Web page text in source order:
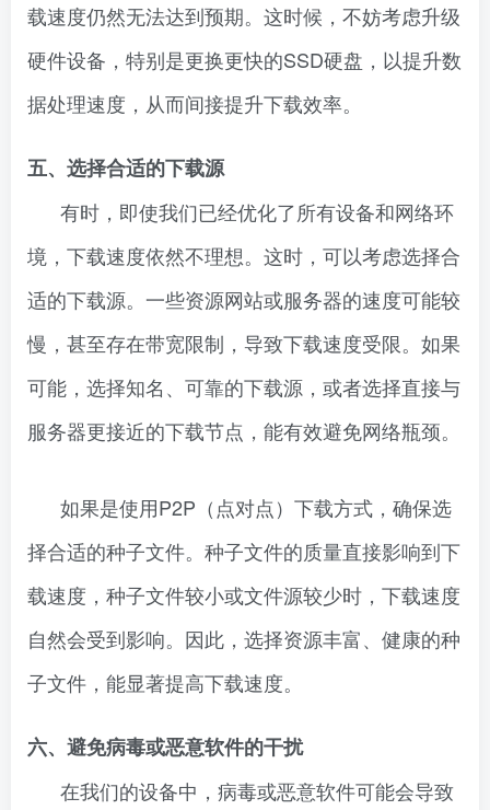
载速度仍然无法达到预期。这时候，不妨考虑升级
硬件设备，特别是更换更快的SSD硬盘，以提升数
据处理速度，从而间接提升下载效率。
五、选择合适的下载源
有时，即使我们已经优化了所有设备和网络环
境，下载速度依然不理想。这时，可以考虑选择合
适的下载源。一些资源网站或服务器的速度可能较
慢，甚至存在带宽限制，导致下载速度受限。如果
可能，选择知名、可靠的下载源，或者选择直接与
服务器更接近的下载节点，能有效避免网络瓶颈。
如果是使用P2P（点对点）下载方式，确保选
择合适的种子文件。种子文件的质量直接影响到下
载速度，种子文件较小或文件源较少时，下载速度
自然会受到影响。因此，选择资源丰富、健康的种
子文件，能显著提高下载速度。
六、避免病毒或恶意软件的干扰
在我们的设备中，病毒或恶意软件可能会导致